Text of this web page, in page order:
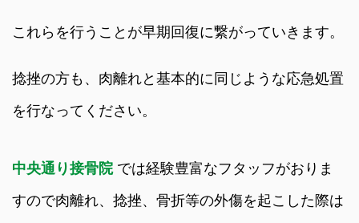
これらを行うことが早期回復に繋がっていきます。
捻挫の方も、肉離れと基本的に同じような応急処置
を行なってください。
中央通り接骨院では経験豊富なフタッフがおりま
すので肉離れ、捻挫、骨折等の外傷を起こした際は